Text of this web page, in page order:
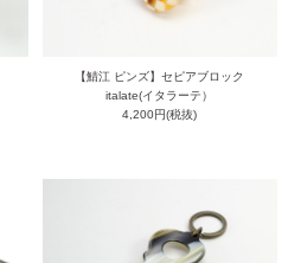
【鯖江 ピンズ】セピアブロック
italate(イタラーテ）
4,200円(税抜)